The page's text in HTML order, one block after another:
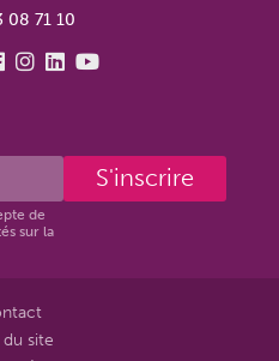
08 71 10
de
sur la
S'inscrire
du site